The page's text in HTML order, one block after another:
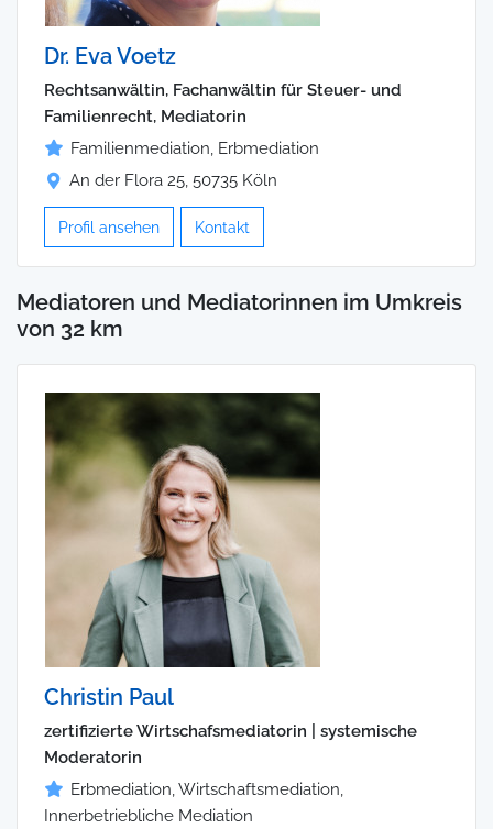
Dr. Eva Voetz
Rechtsanwältin, Fachanwältin für Steuer- und
Familienrecht, Mediatorin
Familienmediation, Erbmediation
An der Flora 25, 50735 Köln
Profil ansehen Kontakt
Mediatoren und Mediatorinnen im Umkreis
von 32 km
Christin Paul
zertifizierte Wirtschafsmediatorin | systemische
Moderatorin
Erbmediation, Wirtschaftsmediation,
Innerbetriebliche Mediation